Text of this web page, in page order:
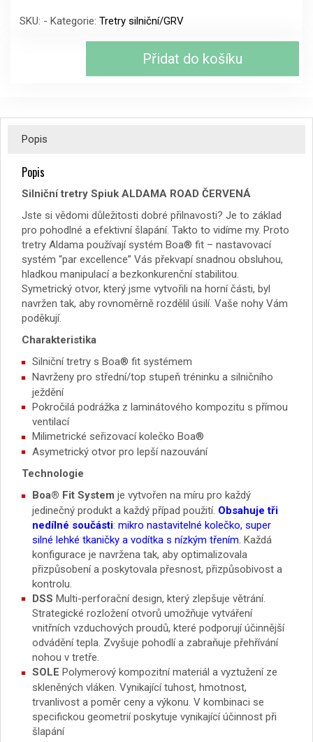
ROAD
SKU: - Kategorie: Tretry silniční/GRV
Přidat do košíku
Popis
Popis
Silniční tretry Spiuk ALDAMA ROAD ČERVENÁ
Jste si vědomi důležitosti dobré přilnavosti? Je to základ
pro pohodlné a efektivní šlapání. Takto to vidíme my. Proto
tretry Aldama používají systém Boa® fit – nastavovací
systém “par excellence” Vás překvapí snadnou obsluhou,
hladkou manipulací a bezkonkurenční stabilitou.
Symetrický otvor, který jsme vytvořili na horní části, byl
navržen tak, aby rovnoměrně rozdělil úsilí. Vaše nohy Vám
poděkují.
Charakteristika
Silniční tretry s Boa® fit systémem
Navrženy pro střední/top stupeň tréninku a silničního
ježdění
Pokročilá podrážka z laminátového kompozitu s přímou
ventilací
Milimetrické seřizovací kolečko Boa®
Asymetrický otvor pro lepší nazouvání
Technologie
Boa® Fit System je vytvořen na míru pro každý
jedinečný produkt a každý případ použití. Obsahuje tři
nedílné součásti: mikro nastavitelné kolečko, super
silné lehké tkaničky a vodítka s nízkým třením. Každá
konfigurace je navržena tak, aby optimalizovala
přizpůsobení a poskytovala přesnost, přizpůsobivost a
kontrolu.
DSS Multi-perforační design, který zlepšuje větrání.
Strategické rozložení otvorů umožňuje vytváření
vnitřních vzduchových proudů, které podporují účinnější
odvádění tepla. Zvyšuje pohodlí a zabraňuje přehřívání
nohou v tretře.
SOLE Polymerový kompozitní materiál a vyztužení ze
skleněných vláken. Vynikající tuhost, hmotnost,
trvanlivost a poměr ceny a výkonu. V kombinaci se
specifickou geometrií poskytuje vynikající účinnost při
šlapání